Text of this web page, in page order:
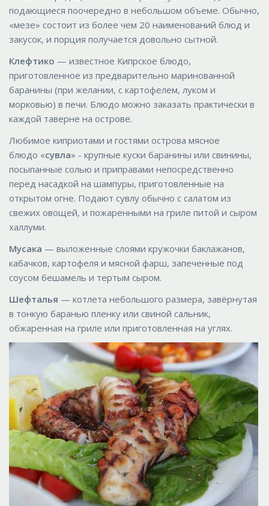
подающиеся поочередно в небольшом объеме. Обычно,
«мезе» состоит из более чем 20 наименований блюд и
закусок, и порция получается довольно сытной.
Клефтико — известное Кипрское блюдо,
приготовленное из предварительно маринованной
баранины (при желании, с картофелем, луком и
морковью) в печи. Блюдо можно заказать практически в
каждой таверне на острове.
Любимое киприотами и гостями острова мясное
блюдо «сувла» - крупные куски баранины или свинины,
посыпанные солью и приправами непосредственно
перед насадкой на шампуры, приготовленные на
открытом огне. Подают сувлу обычно с салатом из
свежих овощей, и пожаренными на гриле питой и сыром
халлуми.
Мусака — выложенные слоями кружочки баклажанов,
кабачков, картофеля и мясной фарш, запеченные под
соусом бешамель и тертым сыром.
Шефталья — котлета небольшого размера, завёрнутая
в тонкую баранью пленку или свиной сальник,
обжаренная на гриле или приготовленная на углях.